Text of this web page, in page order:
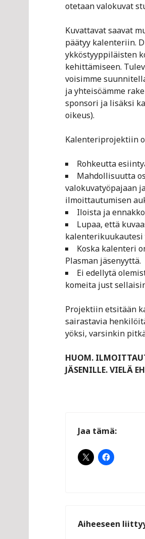
otetaan valokuvat
Kuvattavat saavat
päätyy kalenteriin.
ykköstyyppiläisten
kehittämiseen.
voisimme
ja yhteisöämme
sponsori ja lisäksi
oikeus).
Kalenteriprojektiin
Rohkeutta
Mahdollisuutta
valokuvatyöpajaan
ilmoittautumisen
Iloista ja
Lupaa, että
kalenterikuukautesi
Koska kalenteri
Plasman jäsenyyttä.
Ei edellytä
komeita just
Projektiin etsitään
sairastavia
yöksi, varsinkin
HUOM.
JÄSENILLE. VIELÄ
Jaa tämä:
Aiheeseen